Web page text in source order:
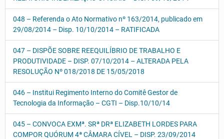
048 – Referenda o Ato Normativo nº 163/2014, publicado em
29/08/2014 – Disp. 10/10/2014 – RATIFICADA
047 – DISPÕE SOBRE REEQUILÍBRIO DE TRABALHO E
PRODUTIVIDADE – DISP. 07/10/2014 – ALTERADA PELA
RESOLUÇÃO Nº 018/2018 DE 15/05/2018
046 – Institui Regimento Interno do Comitê Gestor de
Tecnologia da Informação – CGTI – Disp.10/10/14
045 – CONVOCA EXMª. SRª DRª ELIZABETH LORDES PARA
COMPOR QUÓRUM 4ª CÂMARA CÍVEL – DISP. 23/09/2014